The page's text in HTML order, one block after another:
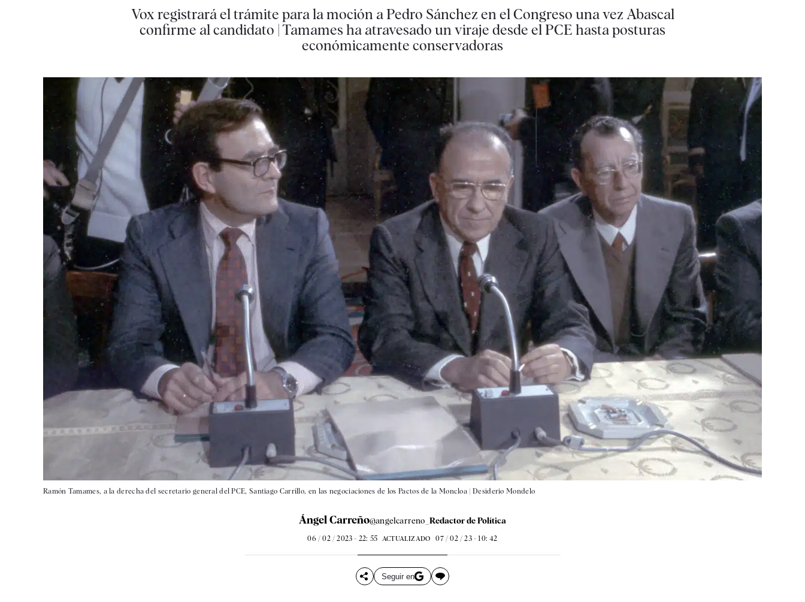
Vox registrará el trámite para la moción a Pedro Sánchez en el Congreso una vez Abascal
confirme al candidato | Tamames ha atravesado un viraje desde el PCE hasta posturas
económicamente conservadoras
Ramón Tamames, a la derecha del secretario general del PCE, Santiago Carrillo, en las negociaciones de los Pactos de la Moncloa | Desiderio Mondelo
Ángel Carreño Redactor de Política
@angelcarreno_
06 / 02 / 2023 - 22: 55 ACTUALIZADO 07 / 02 / 23 - 10: 42
Seguir en